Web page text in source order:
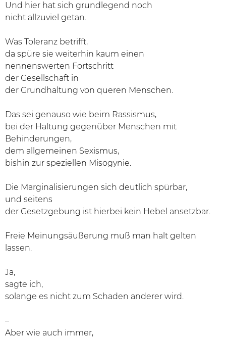
Und hier hat sich grundlegend noch
nicht allzuviel getan.
Was Toleranz betrifft,
da spüre sie weiterhin kaum einen
nennenswerten Fortschritt
der Gesellschaft in
der Grundhaltung von queren Menschen.
Das sei genauso wie beim Rassismus,
bei der Haltung gegenüber Menschen mit
Behinderungen,
dem allgemeinen Sexismus,
bishin zur speziellen Misogynie.
Die Marginalisierungen sich deutlich spürbar,
und seitens
der Gesetzgebung ist hierbei kein Hebel ansetzbar.
Freie Meinungsäußerung muß man halt gelten
lassen.
Ja,
sagte ich,
solange es nicht zum Schaden anderer wird.
–
Aber wie auch immer,